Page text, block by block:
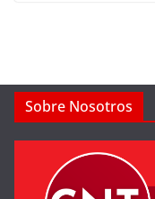
Sobre Nosotros